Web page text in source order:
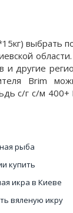
выбрать
и другие
Brim
с/г с/м
рыба
купить
икра в Киеве
вяленую икру